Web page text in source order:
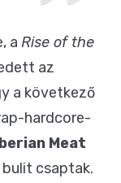
a Rise of the
az
a következő
hardcore-
Meat
csaptak.